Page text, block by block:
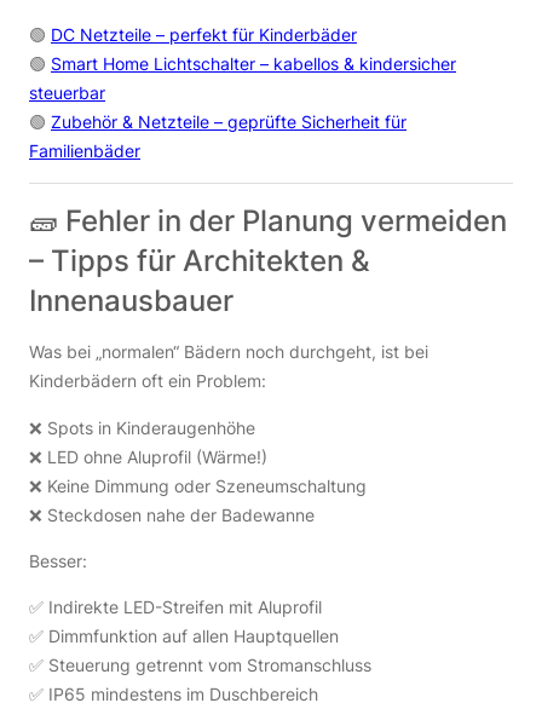
🟢 DC Netzteile – perfekt für Kinderbäder
🟢 Smart Home Lichtschalter – kabellos & kindersicher
steuerbar
🟢 Zubehör & Netzteile – geprüfte Sicherheit für
Familienbäder
🧱 Fehler in der Planung vermeiden
– Tipps für Architekten &
Innenausbauer
Was bei „normalen“ Bädern noch durchgeht, ist bei
Kinderbädern oft ein Problem:
❌ Spots in Kinderaugenhöhe
❌ LED ohne Aluprofil (Wärme!)
❌ Keine Dimmung oder Szeneumschaltung
❌ Steckdosen nahe der Badewanne
Besser:
✅ Indirekte LED-Streifen mit Aluprofil
✅ Dimmfunktion auf allen Hauptquellen
✅ Steuerung getrennt vom Stromanschluss
✅ IP65 mindestens im Duschbereich